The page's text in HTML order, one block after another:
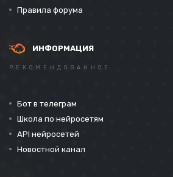
Правила форума
ИНФОРМАЦИЯ
РЕКОМЕНДОВАННОЕ
Бот в телеграм
Школа по нейросетям
API нейросетей
Новостной канал